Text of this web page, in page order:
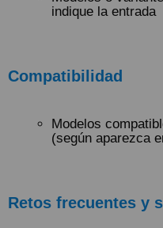
indique la entrada
Compatibilidad
Modelos
(según aparezca
Retos frecuentes y